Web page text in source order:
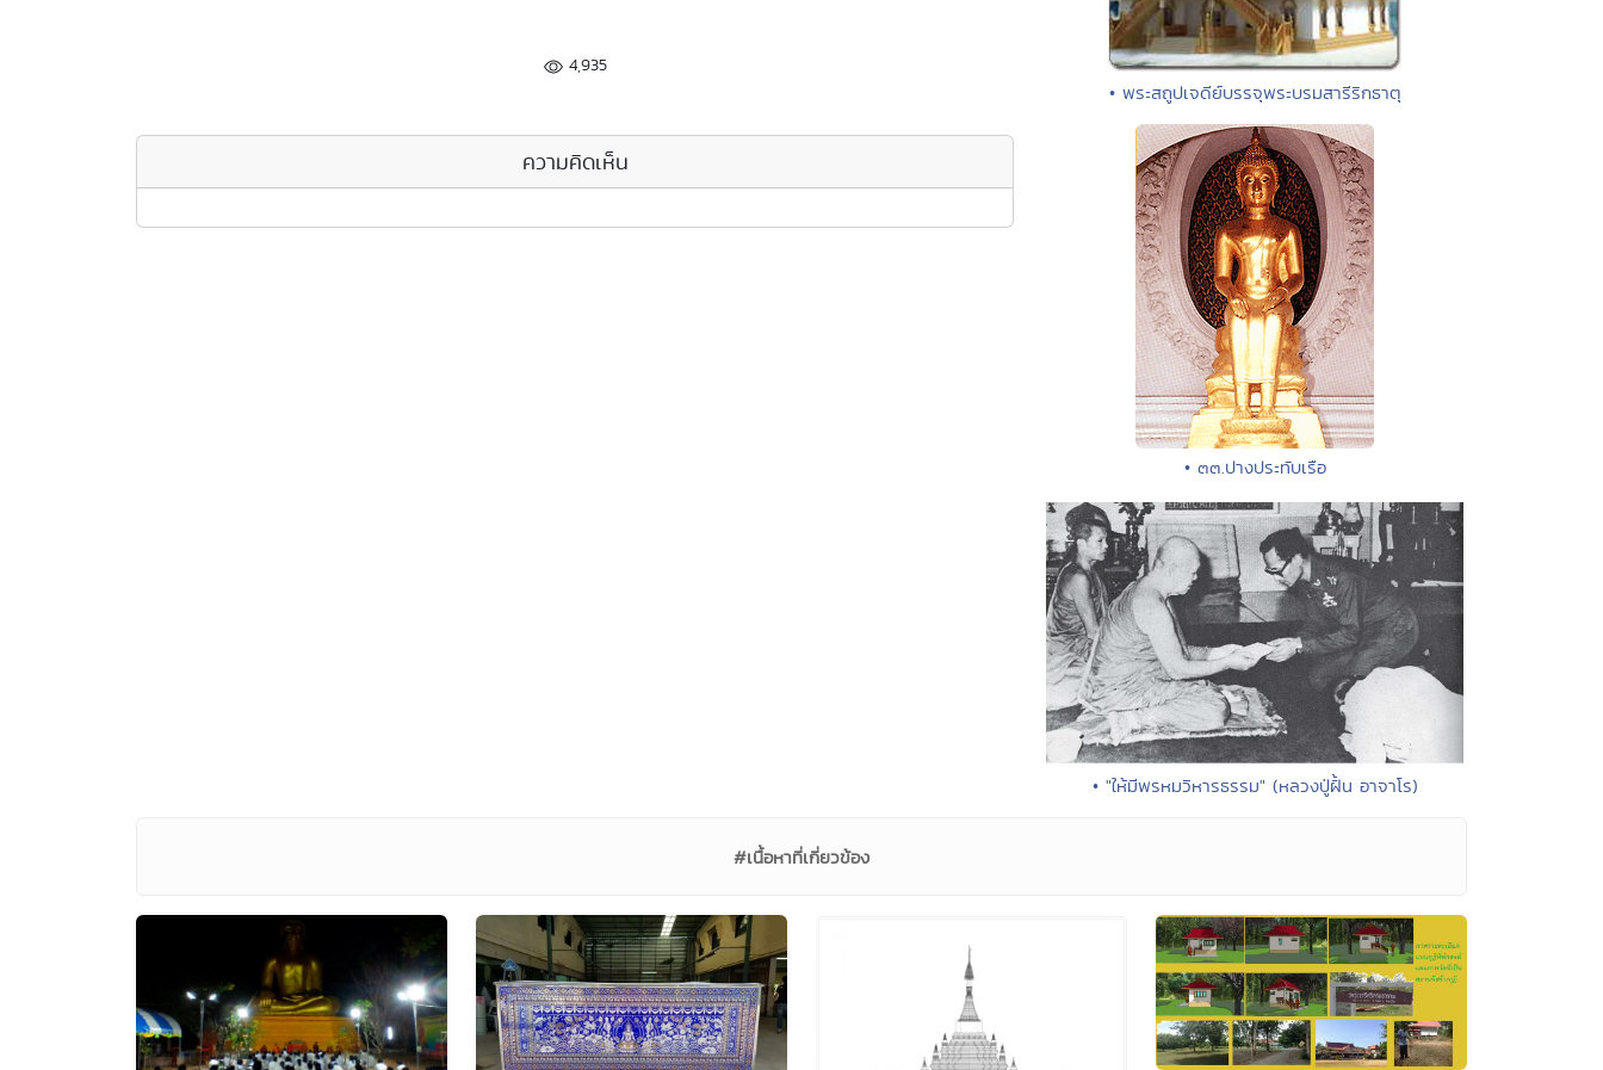
4,935
ความคิดเห็น
• พระสถูปเจดีย์บรรจุพระบรมสารีริกธาตุ
• ๓๓.ปางประทับเรือ
• "ให้มีพรหมวิหารธรรม" (หลวงปู่ฝั้น อาจาโร)
#เนื้อหาที่เกี่ยวข้อง